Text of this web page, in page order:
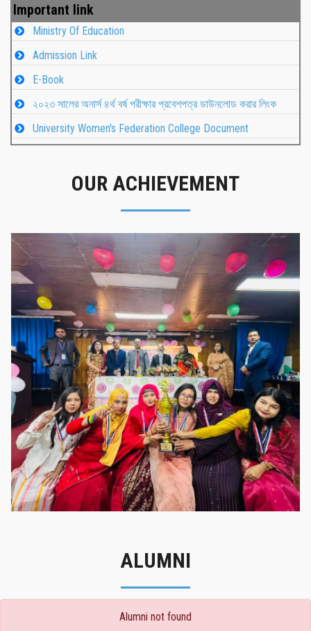
Important link
Ministry Of Education
Admission Link
E-Book
২০২৩ সালের অনার্স ৪র্থ বর্ষ পরীক্ষার প্রবেশপত্র ডাউনলোড করার লিংক
University Women's Federation College Document
OUR ACHIEVEMENT
গৌরবের মুহূর্ত
গৌরবের মুহূর্ত
ALUMNI
Alumni not found